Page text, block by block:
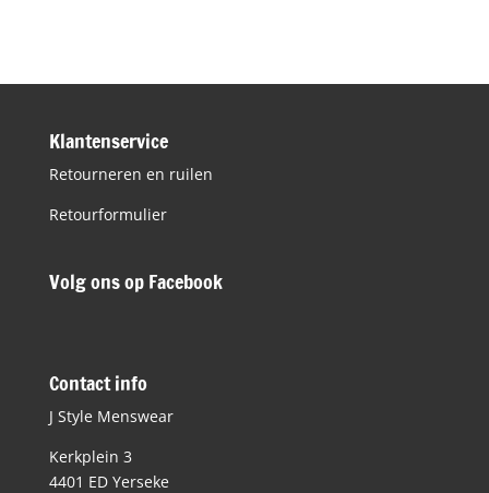
Klantenservice
Retourneren en ruilen
Retourformulier
Volg ons op Facebook
Contact info
J Style Menswear
Kerkplein 3
4401 ED Yerseke